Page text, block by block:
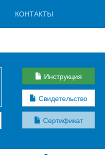
КОНТАКТЫ
Инструкция
Свидетельство
Сертификат